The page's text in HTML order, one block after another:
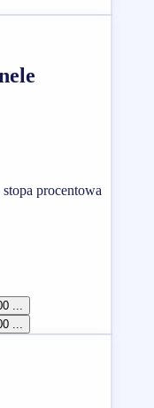
procentowa
...
...